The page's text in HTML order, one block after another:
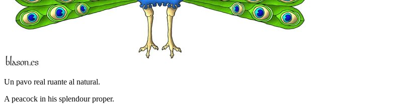
Un pavo real ruante al natural.
A peacock in his splendour proper.